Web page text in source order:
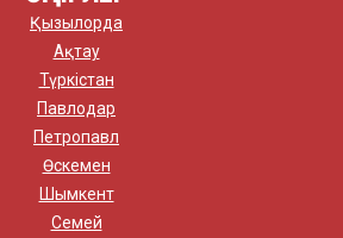
Қызылорда
Ақтау
Түркістан
Павлодар
Петропавл
Өскемен
Шымкент
Семей